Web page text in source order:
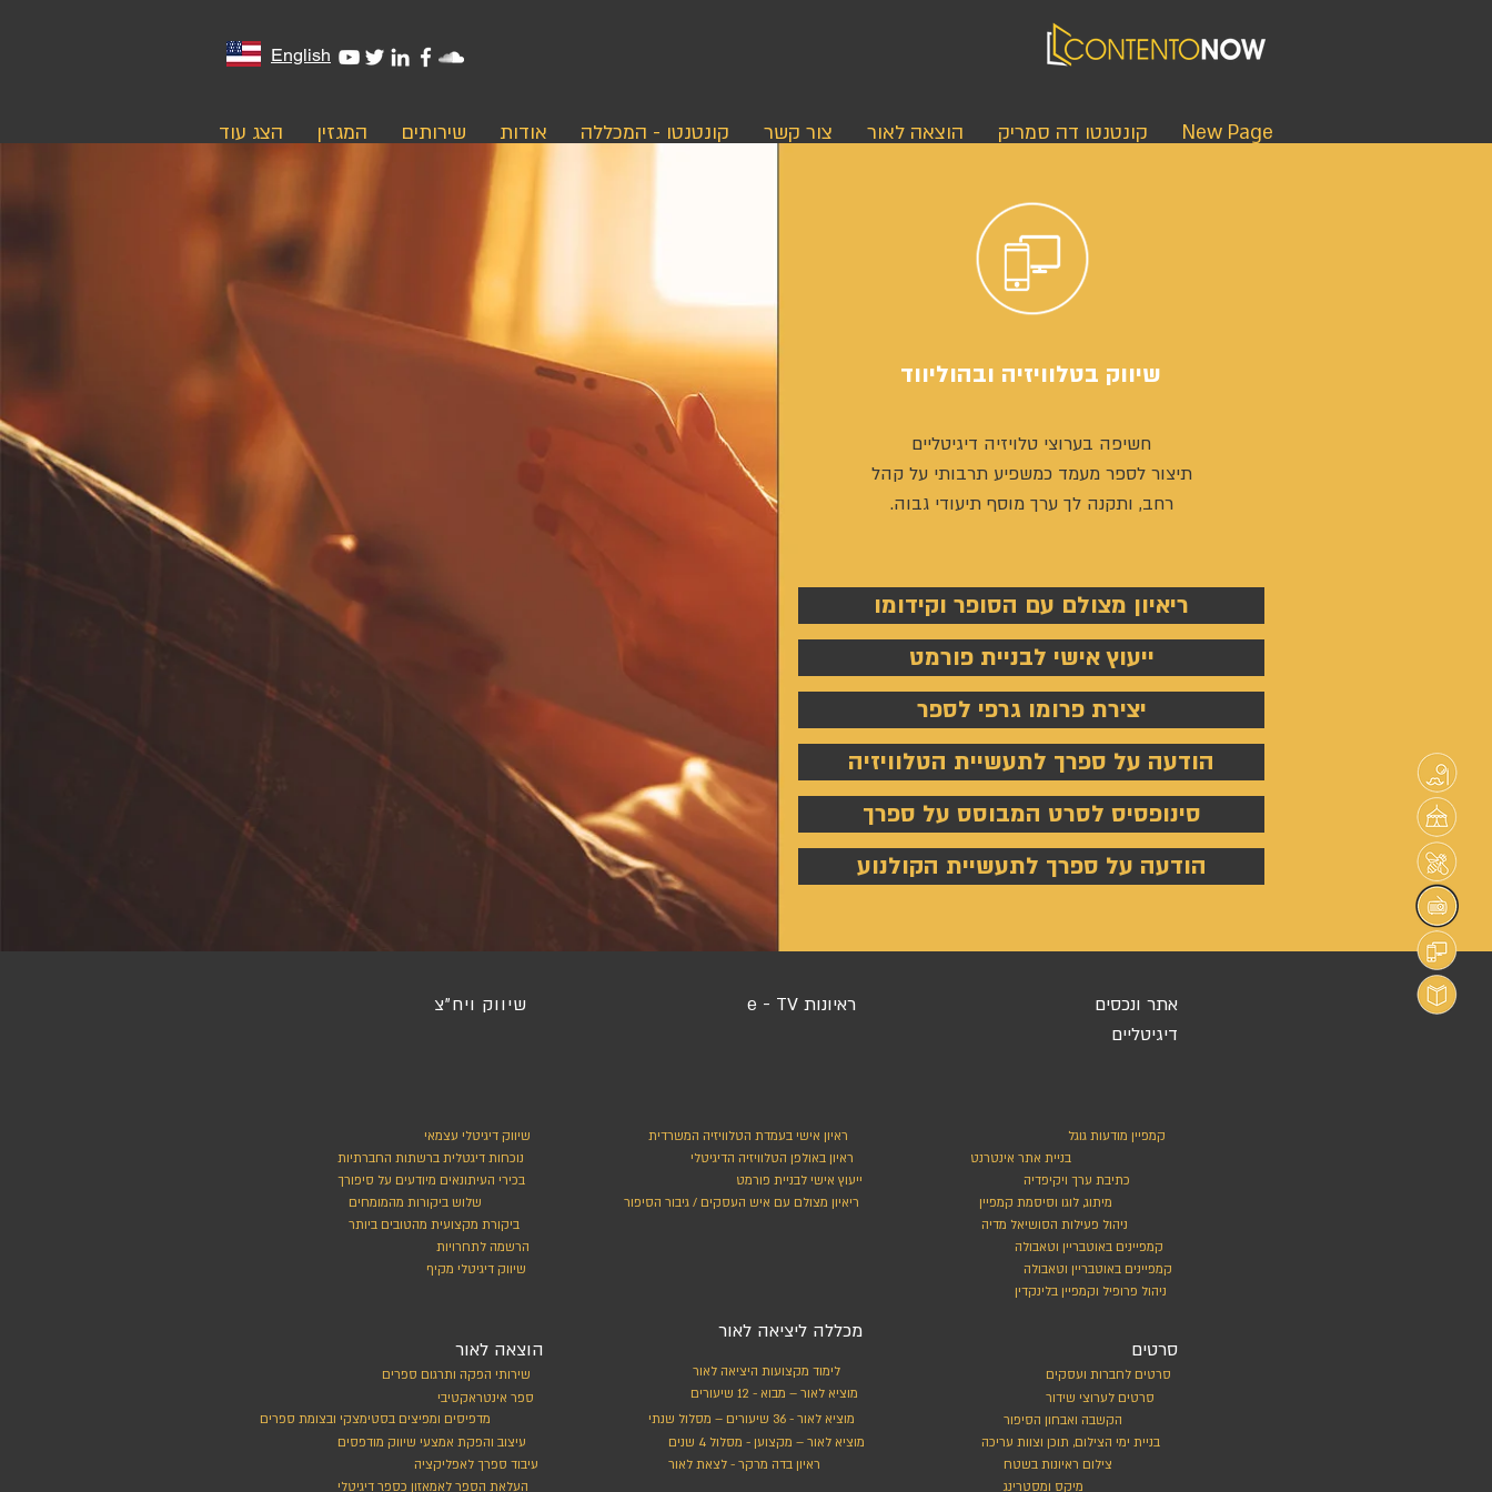
English
New Page קונטנטו דה סמריק הוצאה לאור צור קשר קונטנטו - המכללה אודות שירותים המגזין הצג עוד
שיווק בטלוויזיה ובהוליווד
חשיפה בערוצי טלויזיה דיגיטליים
תיצור לספר מעמד כמשפיע תרבותי על קהל
רחב, ותקנה לך ערך מוסף תיעודי גבוה.
ריאיון מצולם עם הסופר וקידומו
ייעוץ אישי לבניית פורמט
יצירת פרומו גרפי לספר
הודעה על ספרך לתעשיית הטלוויזיה
סינופסיס לסרט המבוסס על ספרך
הודעה על ספרך לתעשיית הקולנוע
שיווק ויח"צ
שיווק דיגיטלי עצמאי
נוכחות דיגטלית ברשתות החברתיות
בכירי העיתונאים מיודעים על סיפורך
שלוש ביקורות מהמומחים
ראיונות e - TV
ראיון אישי בעמדת הטלוויזיה המשרדית
ראיון באולפן הטלוויזיה הדיגיטלי
ייעוץ אישי לבניית פורמט
ריאיון מצולם עם איש העסקים / גיבור הסיפור
ביקורת מקצועית מהטובים ביותר
הרשמה לתחרויות
שיווק דיגיטלי מקיף
אתר ונכסים
דיגיטליים
קמפיין מודעות גוגל
בניית אתר אינטרנט
כתיבת ערך ויקיפדיה
מיתוג, לוגו וסיסמת קמפיין
ניהול פעילות הסושיאל מדיה
קמפיינים באוטבריין וטאבולה
קמפיינים באוטבריין וטאבולה
ניהול פרופיל וקמפיין בלינקדין
הוצאה לאור
שירותי הפקה ותרגום ספרים
ספר אינטראקטיבי
מדפיסים ומפיצים בסטימצקי ובצומת ספרים
עיצוב והפקת אמצעי שיווק מודפסים
עיבוד ספרך לאפליקציה
מכללה ליציאה לאור
לימוד מקצועות היציאה לאור
מוציא לאור – מבוא - 12 שיעורים
מוציא לאור - 36 שיעורים – מסלול שנתי
מוציא לאור – מקצוען - מסלול 4 שנים
ראיון בדה מרקר - לצאת לאור
העלאת הספר לאמאזון כספר דיגיטלי
סרטים
סרטים לחברות ועסקים
סרטים לערוצי שידור
הקשבה ואבחון הסיפור
בניית ימי הצילום, תוכן וצוות עריכה
צילום ראיונות בשטח
מיקס ומסטרינג